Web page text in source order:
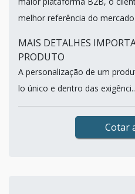
melhor referência do
MAIS DETALHES
PRODUTO
A personalização de um
lo único e dentro das
Cotar